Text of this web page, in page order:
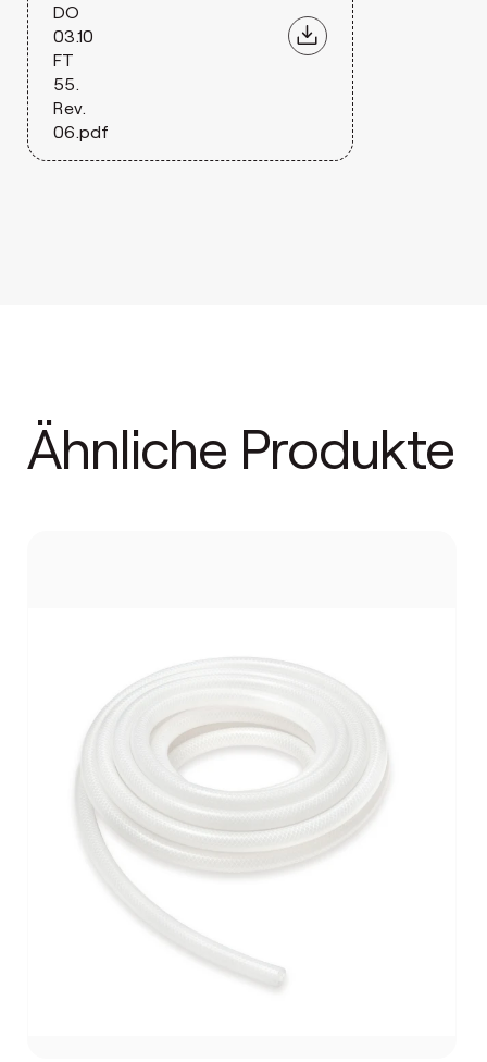
DO
03.10
FT
55.
Rev.
06.pdf
Ähnliche Produkte